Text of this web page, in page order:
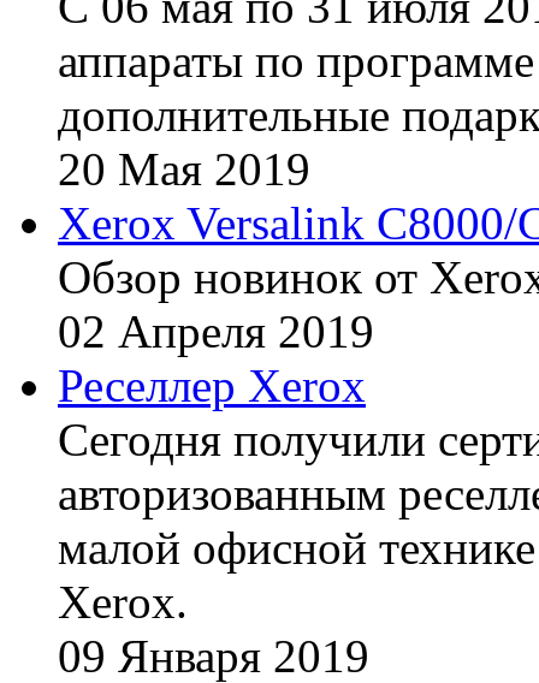
аппараты по
дополнительные
20 Мая 2019
Xerox Versalink C8000/
Обзор новинок от
02 Апреля 2019
Реселлер Xerox
Сегодня получили
авторизованным
малой офисной
Xerox.
09 Января 2019